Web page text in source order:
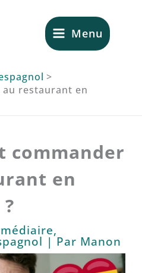
Menu
restaurant en
commander
en
,
| Par Manon